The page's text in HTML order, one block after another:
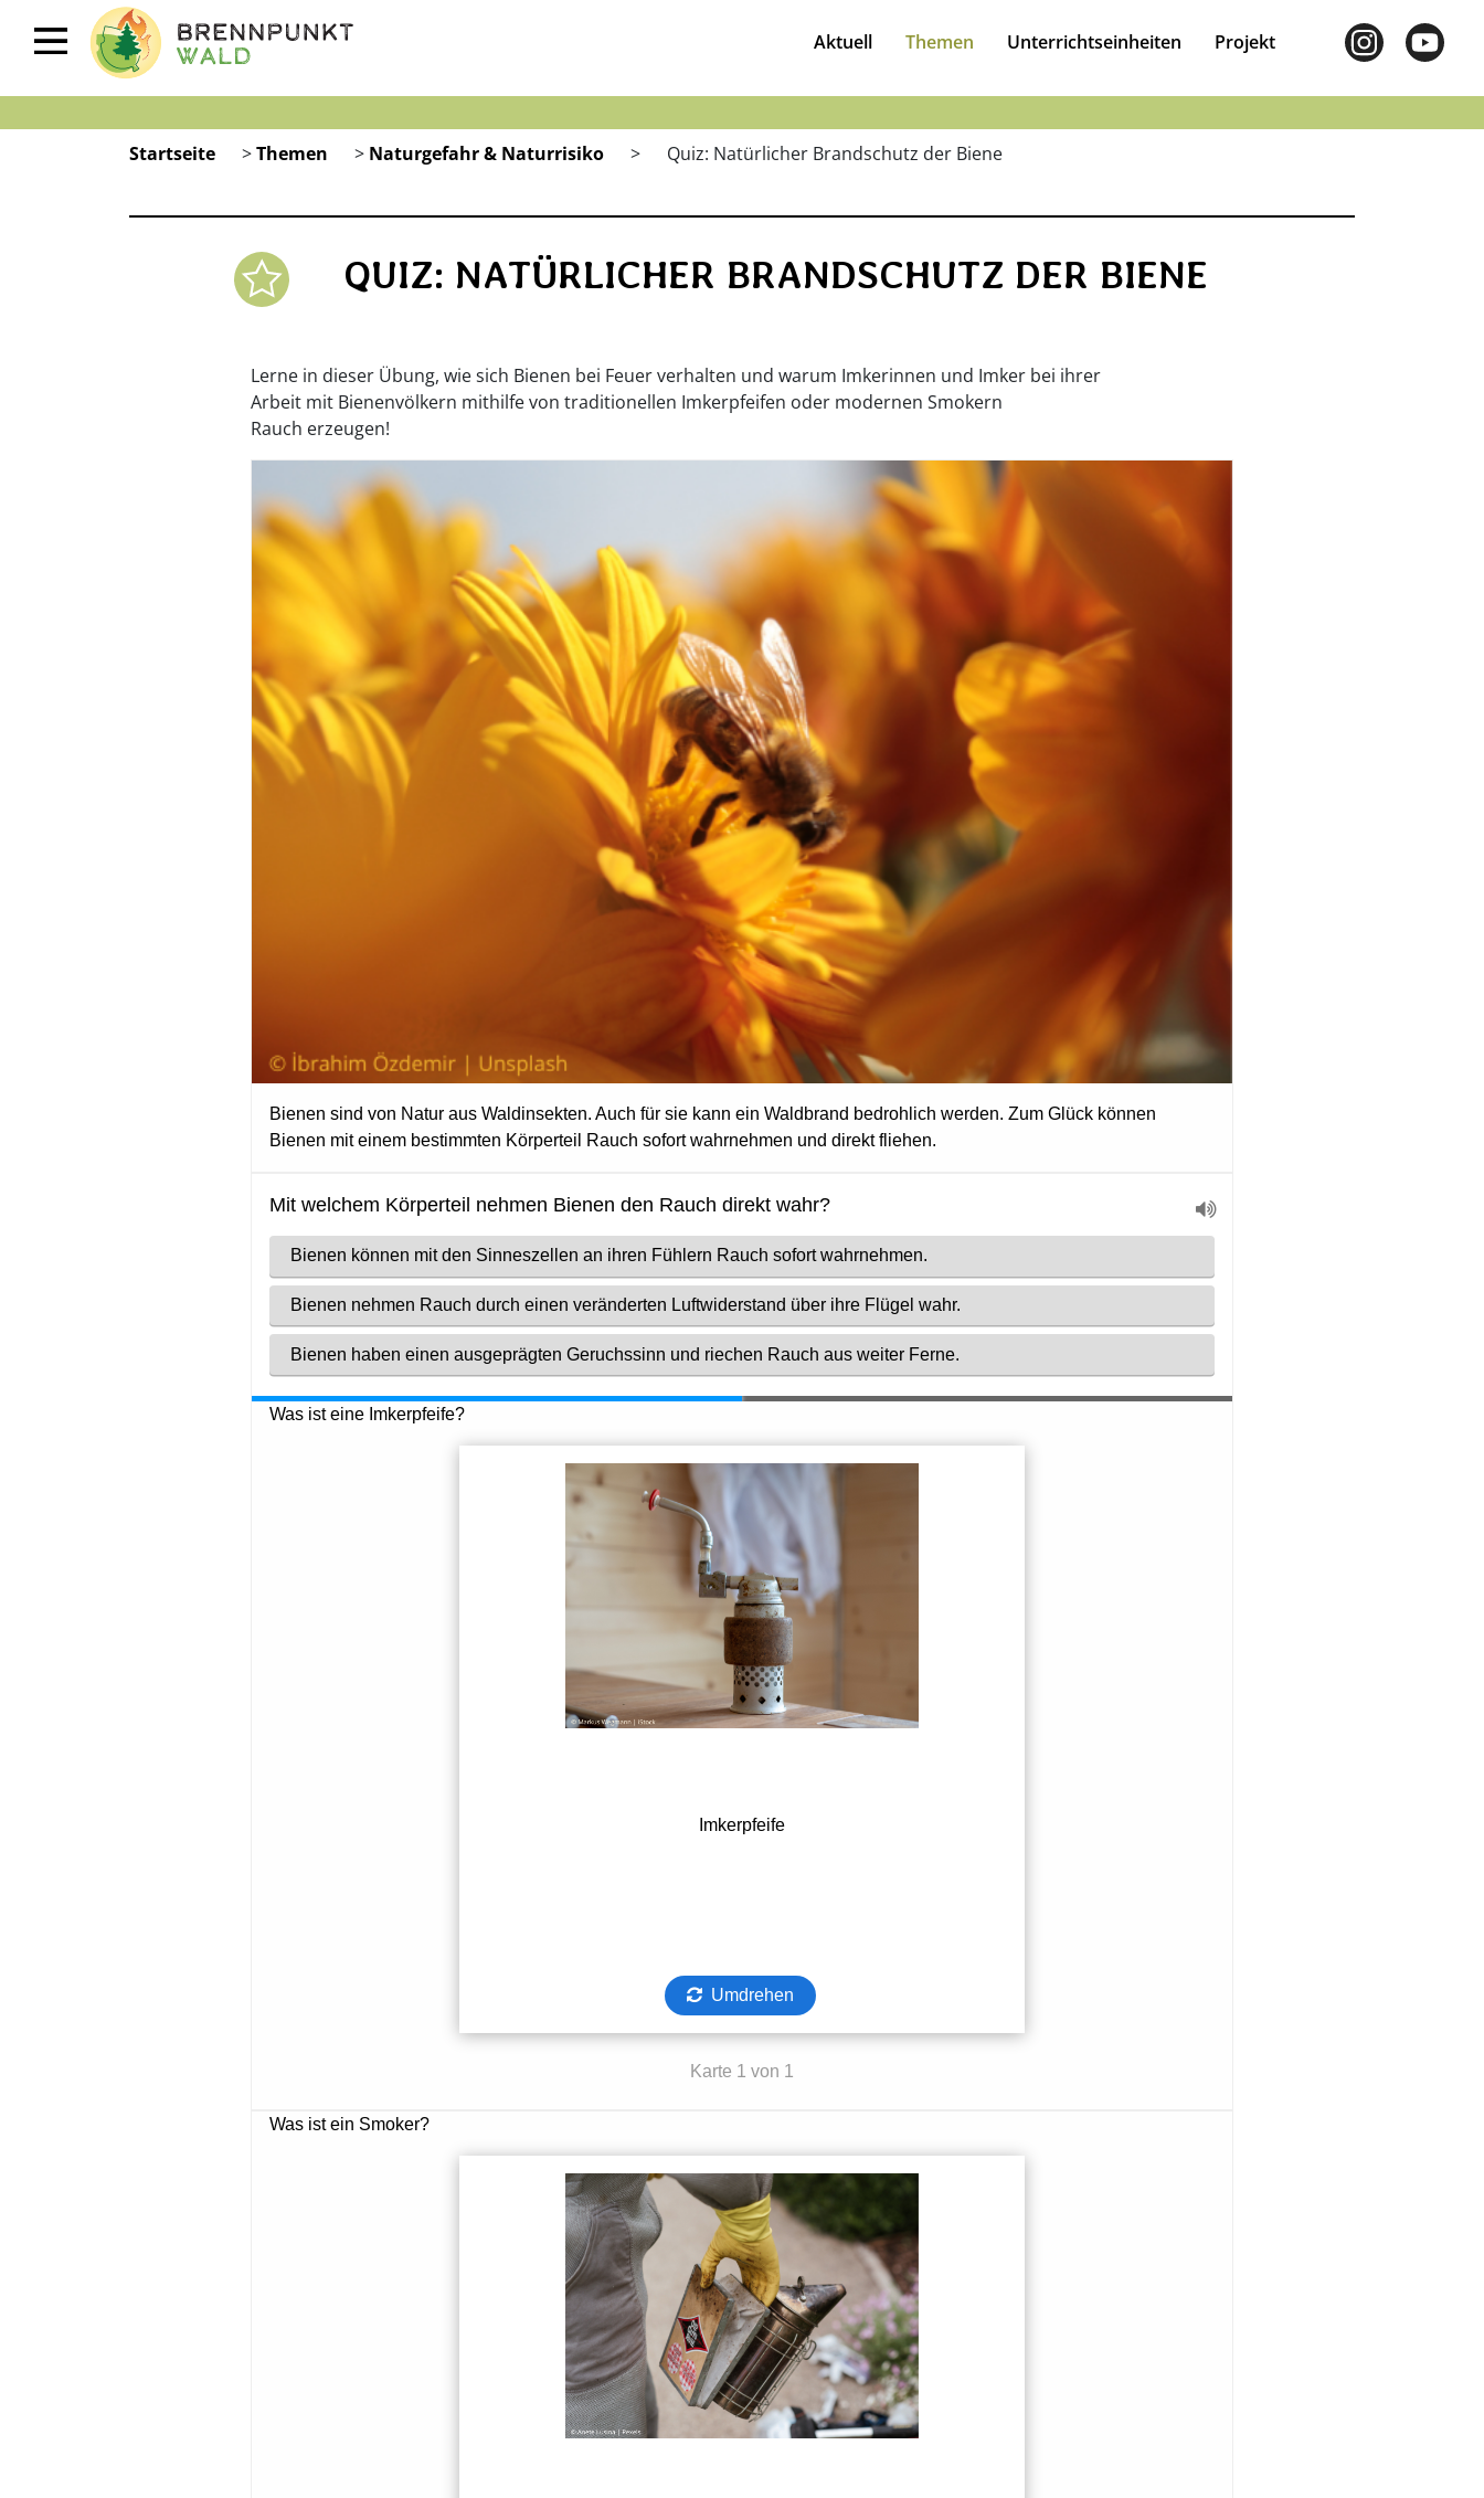
Aktuell Themen Unterrichtseinheiten Projekt
Startseite >Themen > Naturgefahr & Naturrisiko > Quiz: Natürlicher Brandschutz der Biene
QUIZ: NATÜRLICHER BRANDSCHUTZ DER BIENE
Lerne in dieser Übung, wie sich Bienen bei Feuer verhalten und warum Imkerinnen und Imker bei ihrer
Arbeit mit Bienenvölkern mithilfe von traditionellen Imkerpfeifen oder modernen Smokern
Rauch erzeugen!